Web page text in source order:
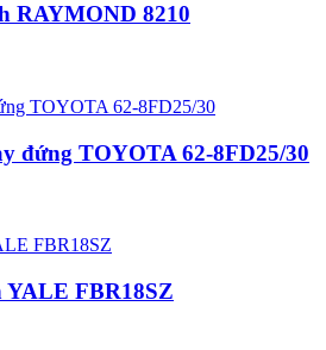
RAYMOND 8210
đứng TOYOTA 62-8FD25/30
YALE FBR18SZ